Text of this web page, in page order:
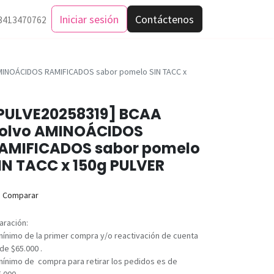
Iniciar sesión Contáctenos
RAMIFICADOS sabor pomelo SIN TACC x
BCAA
AMINOÁCIDOS
sabor pomelo
TACC x 150g PULVER
Comparar
de la primer compra y/o reactivación de cuenta
$65.000 .
de compra para retirar los pedidos es de